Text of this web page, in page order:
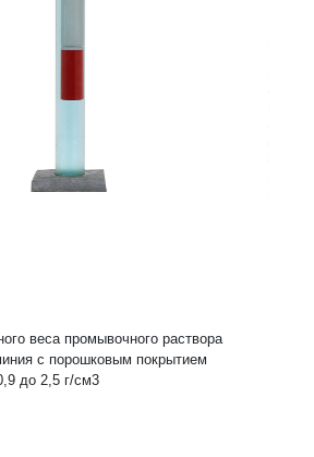
веса промывочного раствора
с порошковым покрытием
до 2,5 г/см3